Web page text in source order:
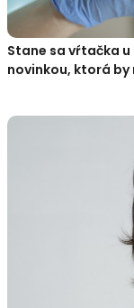
Stane sa vŕtačka
novinkou, ktorá by